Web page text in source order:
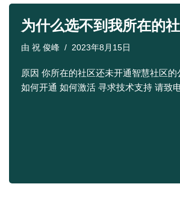
为什么选不到我所在的
由 祝 俊峰 2023年8月15日
原因 你所在的社区还未开通智慧社区的
如何开通 如何激活 寻求技术支持 请致